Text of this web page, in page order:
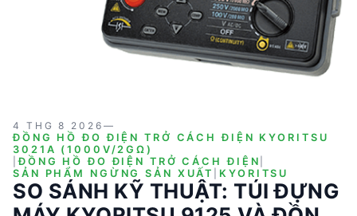
4 THG 8 2026 —
ĐỒNG HỒ ĐO ĐIỆN TRỞ CÁCH ĐIỆN KYORITSU
3021A (1000V/2GΩ)
|ĐỒNG HỒ ĐO ĐIỆN TRỞ CÁCH ĐIỆN
SẢN PHẨM NGỪNG SẢN XUẤT
KYORITSU
SO SÁNH KỸ THUẬT: TÚI ĐỰNG